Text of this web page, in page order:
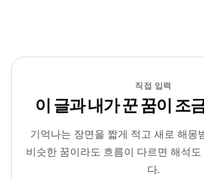
직접 입력
이 글과 내가 꾼 꿈이 조
기억나는 장면을 짧게 적고 새로 해몽
비슷한 꿈이라도 흐름이 다르면 해석
다.